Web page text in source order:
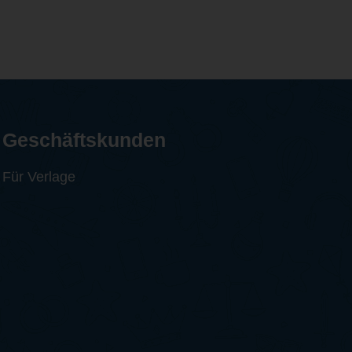
Geschäftskunden
Für Verlage